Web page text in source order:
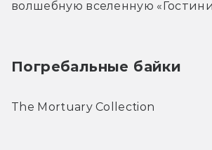
волшебную вселенную
Погребальные байки
The Mortuary Collection